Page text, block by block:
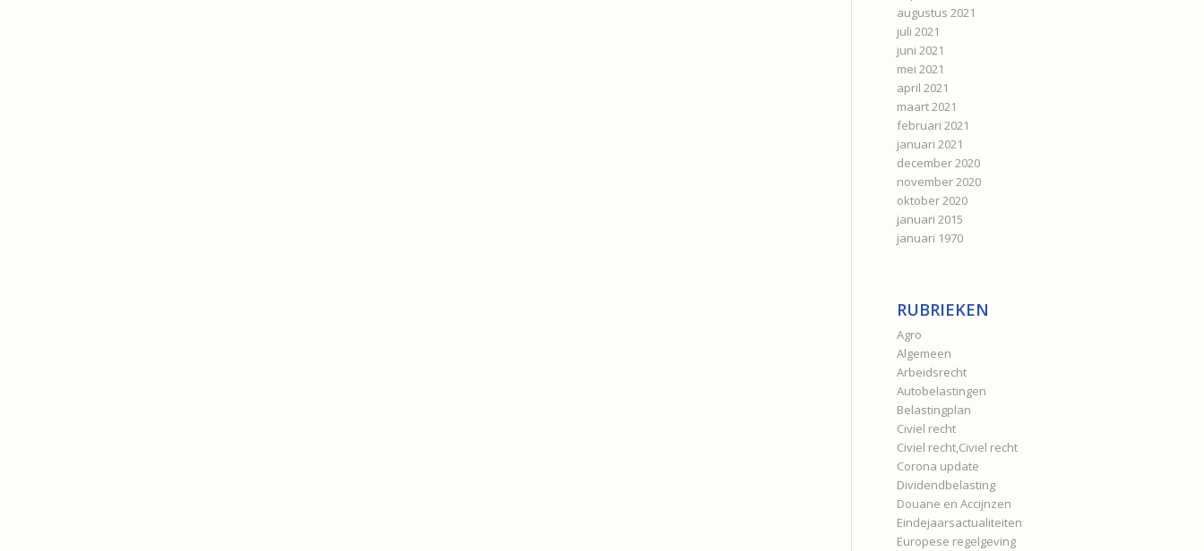
augustus 2021
juli 2021
juni 2021
mei 2021
april 2021
maart 2021
februari 2021
januari 2021
december 2020
november 2020
oktober 2020
januari 2015
januari 1970
RUBRIEKEN
Agro
Algemeen
Arbeidsrecht
Autobelastingen
Belastingplan
Civiel recht
Civiel recht,Civiel recht
Corona update
Dividendbelasting
Douane en Accijnzen
Eindejaarsactualiteiten
Europese regelgeving